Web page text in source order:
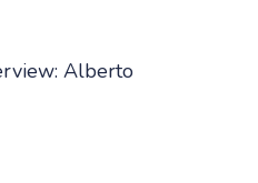
Alberto